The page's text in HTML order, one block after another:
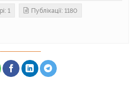
1 Публікації: 1180